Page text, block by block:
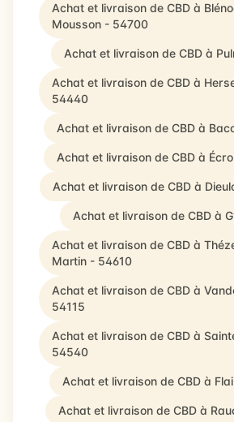
Achat et livraison de CBD à
Mousson - 54700
Achat et livraison de CBD à
Achat et livraison de CBD à
54440
Achat et livraison de CBD à
Achat et livraison de CBD à
Achat et livraison de CBD à
Achat et livraison de CBD à
Achat et livraison de CBD à
Martin - 54610
Achat et livraison de CBD à
54115
Achat et livraison de CBD à
54540
Achat et livraison de CBD à
Achat et livraison de CBD à